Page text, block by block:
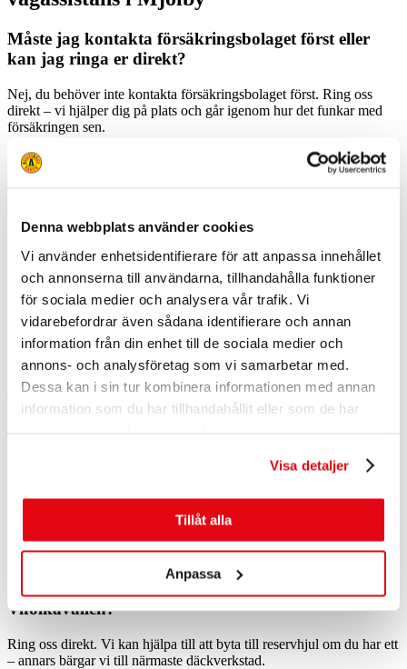
Denna webbplats använder cookies
Vi använder enhetsidentifierare för att anpassa innehållet
och annonserna till användarna, tillhandahålla funktioner
för sociala medier och analysera vår trafik. Vi
vidarebefordrar även sådana identifierare och annan
information från din enhet till de sociala medier och
annons- och analysföretag som vi samarbetar med.
Dessa kan i sin tur kombinera informationen med annan
information som du har tillhandahållit eller som de har
Visa detaljer
Tillåt alla
Anpassa
Måste jag kontakta försäkringsbolaget först eller
kan jag ringa er direkt?
Nej, du behöver inte kontakta försäkringsbolaget först. Ring oss
direkt – vi hjälper dig på plats och går igenom hur det funkar med
försäkringen sen.
Hur vet ni var jag befinner mig om bilen stannar
använder både GPS och din beskrivning för att hitta rätt.
Vad kostar det att få bilen bärgad från E4:an till
Mjölby?
Kostnaden varierar beroende på situation och avstånd. Ring oss så
berättar vi vad som gäller just för din händelse.
Hjälper ni till med att starta bilen om jag inte har
startkablar?
Ja, vi har utrustning med oss för starthjälp – du behöver inte ha
vid Dackeskolan?
Ja, vi rycker ut oavsett om du står hemma, på jobbet eller vid skolan.
Vi försöker få igång bilen – annars bärgar vi till verkstad.
Vifolkavallen?
Ring oss direkt. Vi kan hjälpa till att byta till reservhjul om du har ett
– annars bärgar vi till närmaste däckverkstad.